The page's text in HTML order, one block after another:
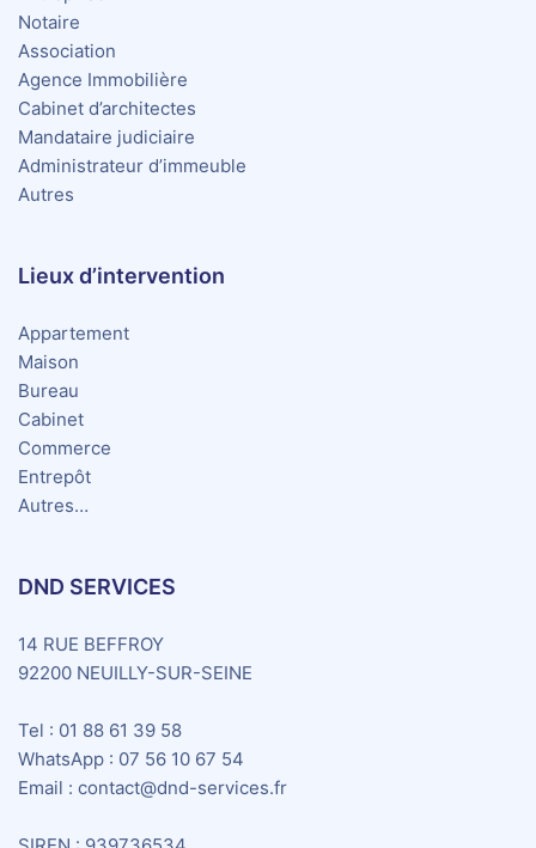
Notaire
Association
Agence Immobilière
Cabinet d’architectes
Mandataire judiciaire
Administrateur d’immeuble
Autres
Lieux d’intervention
Appartement
Maison
Bureau
Cabinet
Commerce
Entrepôt
Autres…
DND SERVICES
14 RUE BEFFROY
92200 NEUILLY-SUR-SEINE
Tel : 01 88 61 39 58
WhatsApp : 07 56 10 67 54
Email : contact@dnd-services.fr